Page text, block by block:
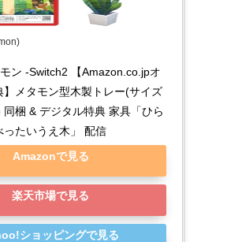
ン -Switch2 【Amazon.co.jpオ
】メタモン型木製トレー(サイズ
梱 & デジタル特典 家具「ひら
ったいうえ木」 配信
Amazonで見る
楽天市場で見る
ショッピングで見る